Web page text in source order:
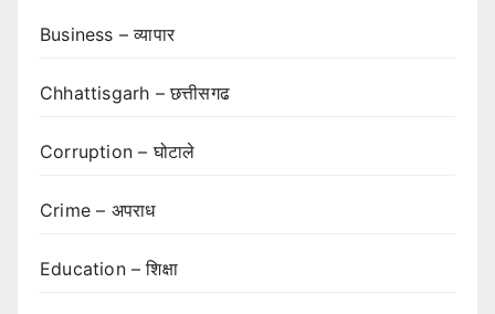
Business – व्यापार
Chhattisgarh – छत्तीसगढ
Corruption – घोटाले
Crime – अपराध
Education – शिक्षा